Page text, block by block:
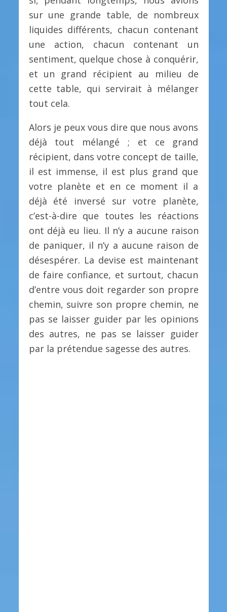
sur une grande table, de nombreux
liquides différents, chacun contenant
une action, chacun contenant un
sentiment, quelque chose à conquérir,
et un grand récipient au milieu de
cette table, qui servirait à mélanger
tout cela.
Alors je peux vous dire que nous avons
déjà tout mélangé ; et ce grand
récipient, dans votre concept de taille,
il est immense, il est plus grand que
votre planète et en ce moment il a
déjà été inversé sur votre planète,
c’est-à-dire que toutes les réactions
ont déjà eu lieu. Il n’y a aucune raison
de paniquer, il n’y a aucune raison de
désespérer. La devise est maintenant
de faire confiance, et surtout, chacun
d’entre vous doit regarder son propre
chemin, suivre son propre chemin, ne
pas se laisser guider par les opinions
des autres, ne pas se laisser guider
par la prétendue sagesse des autres.